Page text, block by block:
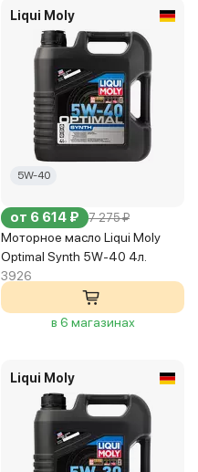
Liqui Moly
5W-40
от 6 614 ₽ 7 275 ₽
Моторное масло Liqui Moly
Optimal Synth 5W-40 4л.
3926
в 6 магазинах
Liqui Moly